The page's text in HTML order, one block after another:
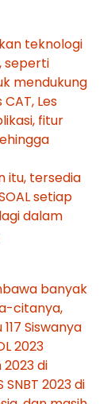
teknologi
seperti
mendukung
Les
fitur
itu, tersedia
setiap
dalam
banyak
citanya,
Siswanya
2023
2023 di
SNBT 2023 di